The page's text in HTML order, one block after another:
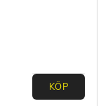
KÖP